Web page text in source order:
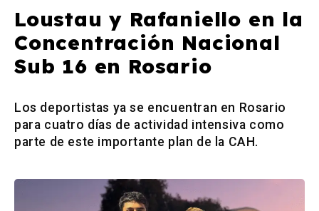
Loustau y Rafaniello en la
Concentración Nacional
Sub 16 en Rosario
Los deportistas ya se encuentran en Rosario
para cuatro días de actividad intensiva como
parte de este importante plan de la CAH.